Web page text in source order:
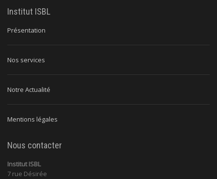
Institut ISBL
Présentation
Nos services
Notre Actualité
Mentions légales
Nous contacter
Institut ISBL
7 rue Désirée